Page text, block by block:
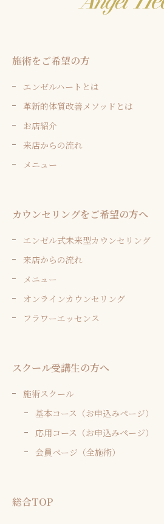
施術をご希望の方
エンゼルハートとは
革新的体質改善メソッドとは
お店紹介
来店からの流れ
メニュー
カウンセリングをご希望の方へ
エンゼル式未来型カウンセリング
来店からの流れ
メニュー
オンラインカウンセリング
フラワーエッセンス
スクール受講生の方へ
施術スクール
基本コース（お申込みページ）
応用コース（お申込みページ）
会員ページ（全施術）
総合TOP